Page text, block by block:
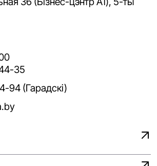
35
94 (Гарадскі)